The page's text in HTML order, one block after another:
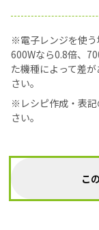
※電子レンジを使う
600Wなら0.8倍、
た機種によって差
さい。
※レシピ作成・表記
さい。
こ